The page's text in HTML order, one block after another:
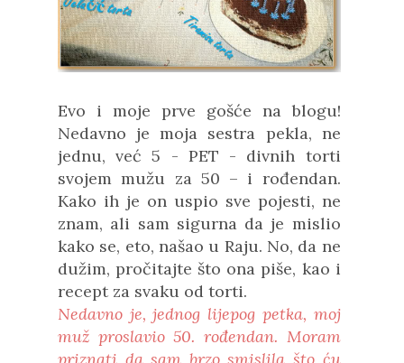
Evo i moje prve gošće na blogu!
Nedavno je moja sestra pekla, ne
jednu, već 5 - PET - divnih torti
svojem mužu za 50 – i rođendan.
Kako ih je on uspio sve pojesti, ne
znam, ali sam sigurna da je mislio
kako se, eto, našao u Raju. No, da ne
dužim, pročitajte što ona piše, kao i
recept za svaku od torti.
Nedavno je, jednog lijepog petka, moj
muž proslavio 50. rođendan. Moram